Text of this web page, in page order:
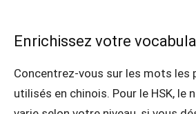
Enrichissez votre
Concentrez-vous sur les mots les
utilisés en chinois. Pour le HSK, le